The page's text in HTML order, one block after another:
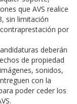
que AVS realice
sin limitación
por
deberán
de propiedad
sonidos,
con la
poder ceder los